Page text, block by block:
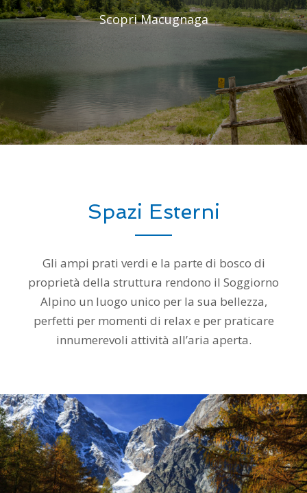
Scopri Macugnaga
Spazi Esterni
Gli ampi prati verdi e la parte di bosco di
proprietà della struttura rendono il Soggiorno
Alpino un luogo unico per la sua bellezza,
perfetti per momenti di relax e per praticare
innumerevoli attività all’aria aperta.